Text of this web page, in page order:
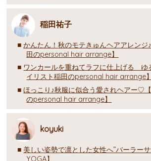
稲田祐子
かんたん！秋のモテきゅんヘアアレンジ
田のpersonal hair arrange】
ワンカールを重ねてラフに仕上げる ゆ
イリスト稲田のpersonal hair arrange】
ほっこり♪秋服に似合う愛されヘアー♡
のpersonal hair arrange】
koyuki
美しい姿勢で凛とした女性へ”バーラー
YOGA】